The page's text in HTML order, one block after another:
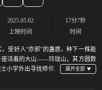
2025.05.02
上映时间
17分7秒
时间
受奸人“亦邪”的蛊惑，种下一株能
座活着的大山——玲珑山，其方圆数
小宇外出寻找师傅，